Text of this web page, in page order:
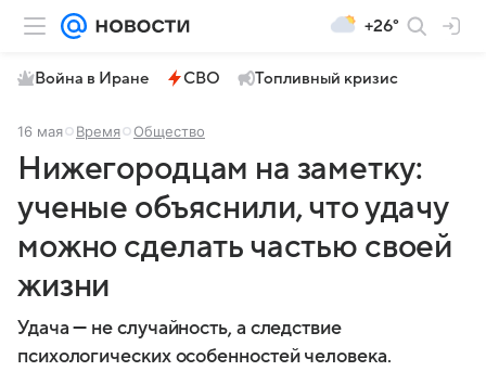
+26°
Война в Иране СВО Топливный кризис
16 мая Время Общество
Нижегородцам на заметку:
ученые объяснили, что удачу
можно сделать частью своей
жизни
Удача — не случайность, а следствие
психологических особенностей человека.